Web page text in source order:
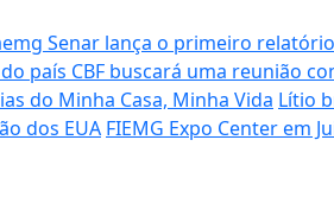
Senar lança o primeiro
país CBF buscará uma reunião
do Minha Casa, Minha Vida Lítio
dos EUA FIEMG Expo Center em